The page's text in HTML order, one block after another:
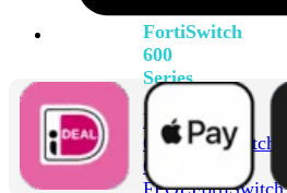
FortiSwitch
600
Series
FortiSwitch
624FFortiSwitch
624F-
FPOEFortiSwitch